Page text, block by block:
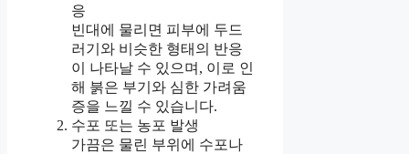
응
빈대에 물리면 피부에 두드
러기와 비슷한 형태의 반응
이 나타날 수 있으며, 이로 인
해 붉은 부기와 심한 가려움
증을 느낄 수 있습니다.
수포 또는 농포 발생
가끔은 물린 부위에 수포나